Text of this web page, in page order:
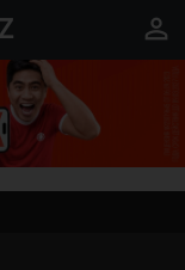
perm_identity